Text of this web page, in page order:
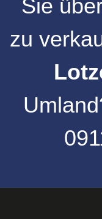
Sie
zu
Umland